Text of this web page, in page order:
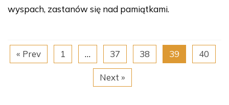
wyspach, zastanów się nad pamiątkami.
« Prev 1 … 37 38 39 40
Next »